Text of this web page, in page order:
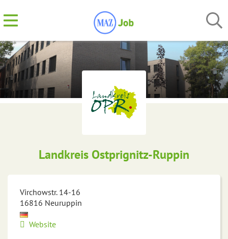
Landkreis Ostprignitz-Ruppin
Virchowstr. 14-16
16816 Neuruppin
Website